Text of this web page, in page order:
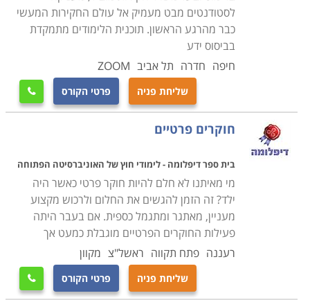
טכנולוגיים כדוגמת מצלמות זעירות, מיקרופונים, אמצעי
איתור, עבודת אינטרנט, חיישני תנועה וכדומה. בנוסף
תלמדו כיצד פועלות המערכות הכלליות כדוגמת משטרה,
בנקים, ממשל, מוסדות ציבור וכדומה על מנת ליצור שיתופי
פעולה, ועל מנת לרכוש את הידע כיצד לשאוב ממערכות
אלה את המידע הנדרש לחוקר בעבודתו . במסגרת הקורס
נלמדים כל יסודות החקירה, לרבות הטכנולוגיה והפסיכולוגיה
שמאחורי המקצוע. במהלך הקורס, פרט ללימודי התיאוריה
מתבצעים מקרי חקירה לדוגמה בם נדרשים הסטודנטים
לבצע מעקב ולייצר מידע בעל ערך בסיטואציות מבוימות
.
לסטודנטים מבט מעמיק אל עולם החקירות המעשי
כבר מהרגע הראשון. תוכנית הלימודים מתמקדת
בביסוס ידע
חיפה חדרה תל אביב ZOOM
שליחת פניה פרטי הקורס 
חוקרים פרטיים
בית ספר דיפלומה - לימודי חוץ של האוניברסיטה הפתוחה
מי מאיתנו לא חלם להיות חוקר פרטי כאשר היה
ילד? זה הזמן להגשים את החלום ולרכוש מקצוע
מעניין, מאתגר ומתגמל כספית. אם בעבר היתה
פעילות החוקרים הפרטיים מוגבלת כמעט אך
רעננה פתח תקווה ראשל"צ מקוון
שליחת פניה פרטי הקורס 